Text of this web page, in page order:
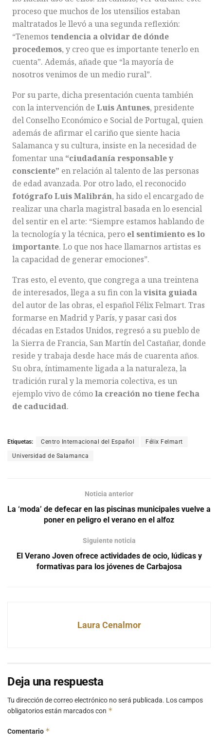
proceso que muchos de los utensilios estaban
maltratados le llevó a una segunda reflexión:
“Tenemos tendencia a olvidar de dónde
procedemos, y creo que es importante tenerlo en
cuenta”. Además, añade que “la mayoría de
nosotros venimos de un medio rural”.
Por su parte, dicha presentación cuenta también
con la intervención de Luis Antunes, presidente
del Conselho Económico e Social de Portugal, quien
además de afirmar el cariño que siente hacia
Salamanca y su cultura, insiste en la necesidad de
fomentar una “ciudadanía responsable y
consciente” en relación al talento de las personas
de edad avanzada. Por otro lado, el reconocido
fotógrafo Luis Malibrán, ha sido el encargado de
realizar una charla magistral basada en lo esencial
del sentir en el arte: “Siempre estamos hablando de
la tecnología y la técnica, pero el sentimiento es lo
importante. Lo que nos hace llamarnos artistas es
la capacidad de generar emociones”.
Tras esto, el evento, que congrega a una treintena
de interesados, llega a su fin con lavisita guiada
del autor de las obras, el español Félix Felmart. Tras
formarse en Madrid y París, y pasar casi dos
décadas en Estados Unidos, regresó a su pueblo de
la Sierra de Francia, San Martín del Castañar, donde
reside y trabaja desde hace más de cuarenta años.
Su obra, íntimamente ligada a la naturaleza, la
tradición rural y la memoria colectiva, es un
ejemplo vivo de cómola creación no tiene fecha
de caducidad.
Etiquetas: Centro Internacional del Español Félix Felmart
Universidad de Salamanca
Noticia anterior
La ‘moda’ de defecar en las piscinas municipales vuelve a
poner en peligro el verano en el alfoz
Siguiente noticia
El Verano Joven ofrece actividades de ocio, lúdicas y
formativas para los jóvenes de Carbajosa
Laura Cenalmor
Deja una respuesta
Tu dirección de correo electrónico no será publicada. Los campos
obligatorios están marcados con *
Comentario *